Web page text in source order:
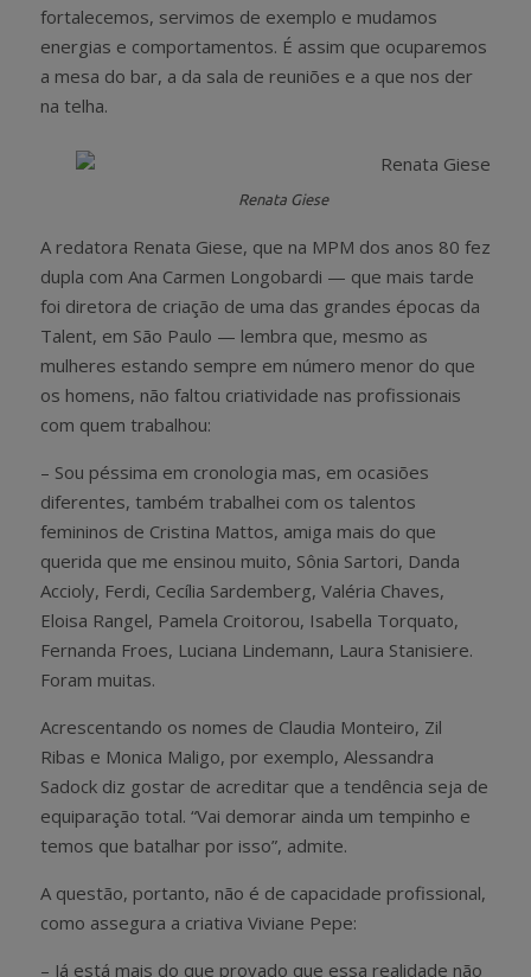
fortalecemos, servimos de exemplo e mudamos
energias e comportamentos. É assim que ocuparemos
a mesa do bar, a da sala de reuniões e a que nos der
na telha.
Renata Giese
A redatora Renata Giese, que na MPM dos anos 80 fez
dupla com Ana Carmen Longobardi — que mais tarde
foi diretora de criação de uma das grandes épocas da
Talent, em São Paulo — lembra que, mesmo as
mulheres estando sempre em número menor do que
os homens, não faltou criatividade nas profissionais
com quem trabalhou:
– Sou péssima em cronologia mas, em ocasiões
diferentes, também trabalhei com os talentos
femininos de Cristina Mattos, amiga mais do que
querida que me ensinou muito, Sônia Sartori, Danda
Accioly, Ferdi, Cecília Sardemberg, Valéria Chaves,
Eloisa Rangel, Pamela Croitorou, Isabella Torquato,
Fernanda Froes, Luciana Lindemann, Laura Stanisiere.
Foram muitas.
Acrescentando os nomes de Claudia Monteiro, Zil
Ribas e Monica Maligo, por exemplo, Alessandra
Sadock diz gostar de acreditar que a tendência seja de
equiparação total. “Vai demorar ainda um tempinho e
temos que batalhar por isso”, admite.
A questão, portanto, não é de capacidade profissional,
como assegura a criativa Viviane Pepe:
– Já está mais do que provado que essa realidade não